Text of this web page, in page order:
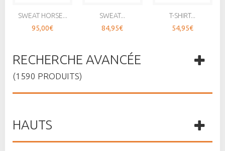
SWEAT HORSE...
95,00€
SWEAT...
84,95€
T-SHIRT...
54,95€
RECHERCHE AVANCÉE
(1590 PRODUITS)
HAUTS